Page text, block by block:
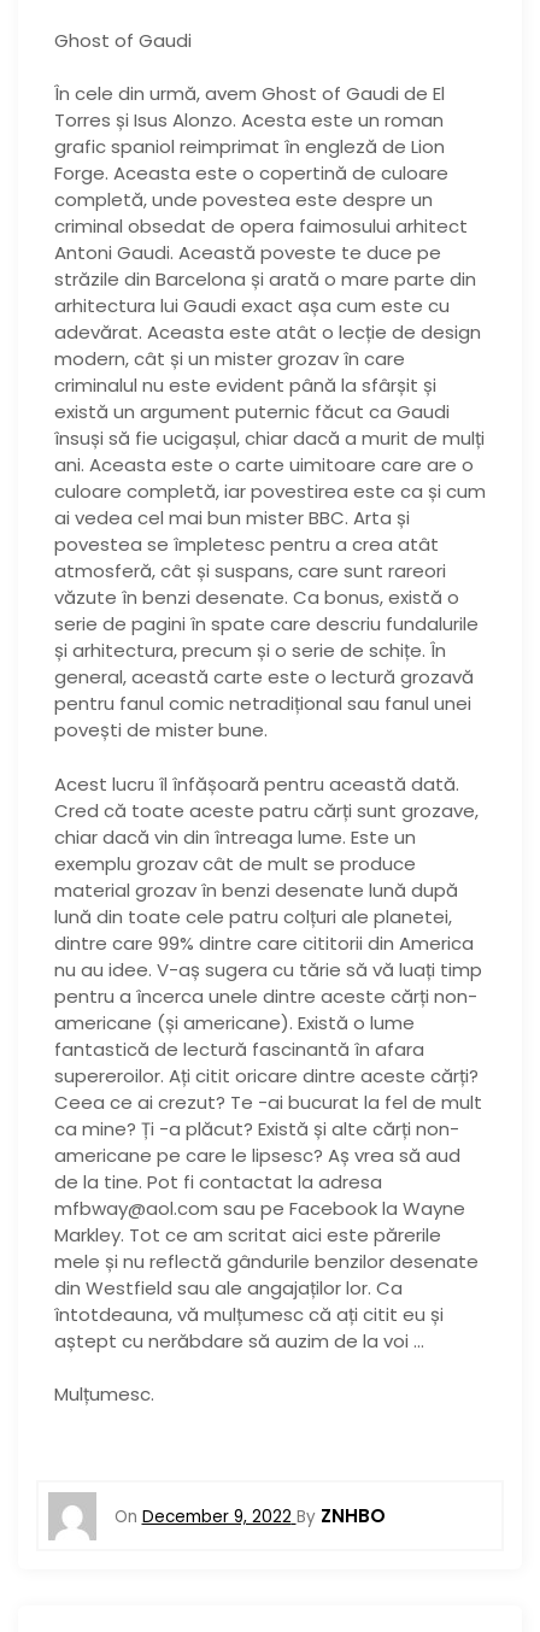
Ghost of Gaudi
În cele din urmă, avem Ghost of Gaudi de El
Torres și Isus Alonzo. Acesta este un roman
grafic spaniol reimprimat în engleză de Lion
Forge. Aceasta este o copertină de culoare
completă, unde povestea este despre un
criminal obsedat de opera faimosului arhitect
Antoni Gaudi. Această poveste te duce pe
străzile din Barcelona și arată o mare parte din
arhitectura lui Gaudi exact așa cum este cu
adevărat. Aceasta este atât o lecție de design
modern, cât și un mister grozav în care
criminalul nu este evident până la sfârșit și
există un argument puternic făcut ca Gaudi
însuși să fie ucigașul, chiar dacă a murit de mulți
ani. Aceasta este o carte uimitoare care are o
culoare completă, iar povestirea este ca și cum
ai vedea cel mai bun mister BBC. Arta și
povestea se împletesc pentru a crea atât
atmosferă, cât și suspans, care sunt rareori
văzute în benzi desenate. Ca bonus, există o
serie de pagini în spate care descriu fundalurile
și arhitectura, precum și o serie de schițe. În
general, această carte este o lectură grozavă
pentru fanul comic netradițional sau fanul unei
povești de mister bune.
Acest lucru îl înfășoară pentru această dată.
Cred că toate aceste patru cărți sunt grozave,
chiar dacă vin din întreaga lume. Este un
exemplu grozav cât de mult se produce
material grozav în benzi desenate lună după
lună din toate cele patru colțuri ale planetei,
dintre care 99% dintre care cititorii din America
nu au idee. V-aș sugera cu tărie să vă luați timp
pentru a încerca unele dintre aceste cărți non-
americane (și americane). Există o lume
fantastică de lectură fascinantă în afara
supereroilor. Ați citit oricare dintre aceste cărți?
Ceea ce ai crezut? Te -ai bucurat la fel de mult
ca mine? Ți -a plăcut? Există și alte cărți non-
americane pe care le lipsesc? Aș vrea să aud
de la tine. Pot fi contactat la adresa
mfbway@aol.com sau pe Facebook la Wayne
Markley. Tot ce am scritat aici este părerile
mele și nu reflectă gândurile benzilor desenate
din Westfield sau ale angajaților lor. Ca
întotdeauna, vă mulțumesc că ați citit eu și
aștept cu nerăbdare să auzim de la voi …
Mulțumesc.
On December 9, 2022 By ZNHBO